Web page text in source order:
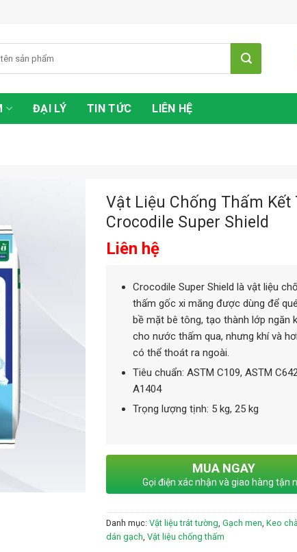
ĐẠI LÝ TIN TỨC LIÊN HỆ
Vật Liệu Chống Thấm Kết
Crocodile Super Shield
Liên hệ
Crocodile Super Shield là vật liệu
thấm gốc xi măng được dùng để
bề mặt bê tông, tạo thành lớp ngăn
cho nước thấm qua, nhưng khí và
có thể thoát ra ngoài.
Tiêu chuẩn: ASTM C109, ASTM
A1404
Trọng lượng tịnh: 5 kg, 25 kg
MUA NGAY
Gọi điện xác nhận và giao hàng tận
Danh mục: Vật liệu trát tường, Gạch men, Keo
dán gạch, Vật liệu chống thấm